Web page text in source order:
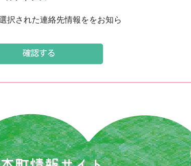
択された連絡先情報ををお知ら